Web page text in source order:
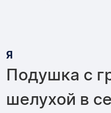
Я
Подушка с
шелухой в